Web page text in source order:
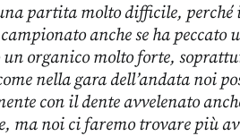
partita molto difficile,
anche se ha peccato
organico molto forte,
nella gara dell’andata noi
con il dente avvelenato
ma noi ci faremo trovare più